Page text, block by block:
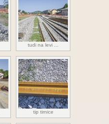
tudi na levi ...
tip tirnice